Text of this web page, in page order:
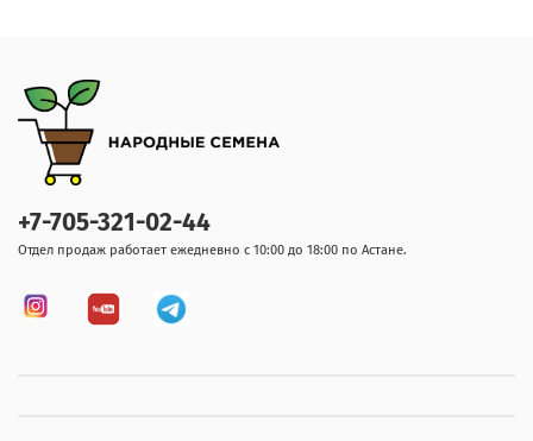
+7-705-321-02-44
Отдел продаж работает ежедневно с 10:00 до 18:00 по Астане.